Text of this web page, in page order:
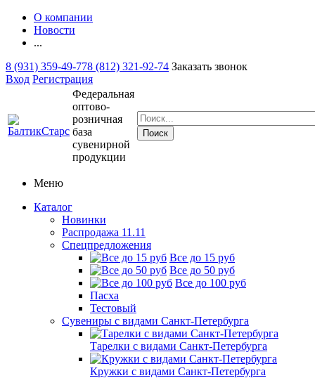
О компании
Новости
...
8 (931) 359-49-778 (812) 321-92-74 Заказать звонок
Вход Регистрация
Федеральная
оптово-
розничная
база
сувенирной
продукции
Меню
Каталог
Новинки
Распродажа 11.11
Спецпредложения
Все до 15 руб
Все до 50 руб
Все до 100 руб
Пасха
Тестовый
Сувениры с видами Санкт-Петербурга
Тарелки с видами Санкт-Петербурга
Кружки с видами Санкт-Петербурга